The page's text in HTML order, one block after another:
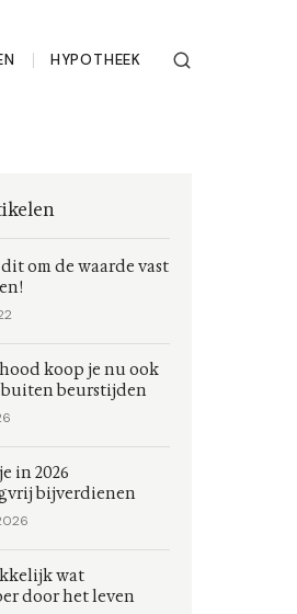
HYPOTHEEK
om de waarde vast
koop je nu ook
beurstijden
in 2026
bijverdienen
wat
door het leven